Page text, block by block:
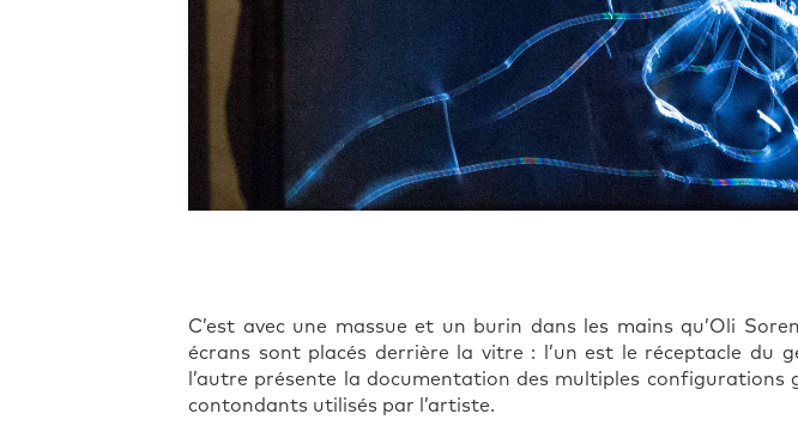
C’est avec une massue et un burin dans les mains qu’Oli
écrans sont placés derrière la vitre : l’un est le réceptacle du
l’autre présente la documentation des multiples
contondants utilisés par l’artiste.